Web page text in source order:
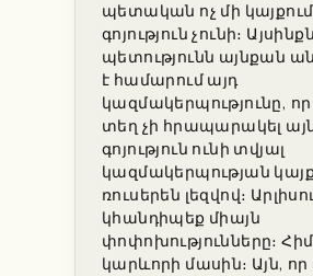
պետական ոչ մի կայքում
գոյություն չունի։
պետությունն այնքան
է համարում այդ
կազմակերպությունը, որ
տեղ չի հրապարակել
գոյություն ունի տվյալ
կազմակերպության
ռուսերեն լեզվով։
կհանդիպեք միայն
փոփոխությունները։
կարևորի մասին։ Այն, որ